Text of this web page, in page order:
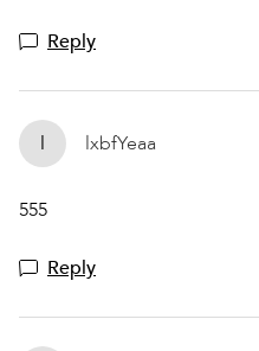
Reply
l lxbfYeaa
555
Reply